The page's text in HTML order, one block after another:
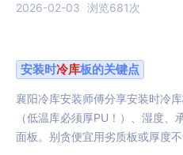
2026-02-03 浏览681次
安装时冷库板的关键点
襄阳冷库安装师傅分享安装时冷
（低温库必须厚PU！）、湿度、
面板。别贪便宜用劣质板或厚度